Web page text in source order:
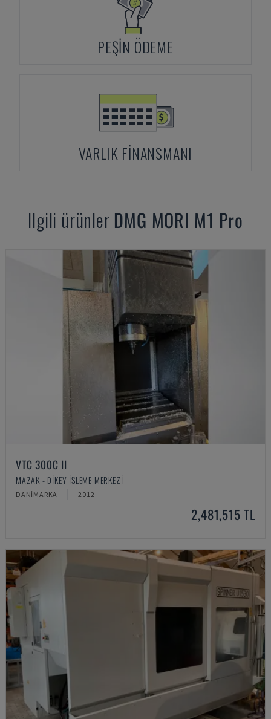
PEŞIN ÖDEME
VARLIK FINANSMANI
Ilgili ürünler DMG MORI M1 Pro
VTC 300C II
MAZAK - DIKEY İŞLEME MERKEZI
DANIMARKA 2012
2,481,515 TL